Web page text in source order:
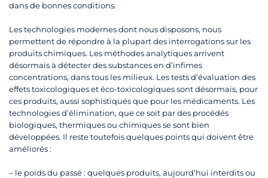
dans de bonnes conditions.
Les technologies modernes dont nous disposons, nous
permettent de répondre à la plupart des interrogations sur les
produits chimiques. Les méthodes analytiques arrivent
désormais à détecter des substances en d’infimes
concentrations, dans tous les milieux. Les tests d’évaluation des
effets toxicologiques et éco-toxicologiques sont désormais, pour
ces produits, aussi sophistiqués que pour les médicaments. Les
technologies d’élimination, que ce soit par des procédés
biologiques, thermiques ou chimiques se sont bien
développées. Il reste toutefois quelques points qui doivent être
améliorés :
– le poids du passé : quelques produits, aujourd’hui interdits ou